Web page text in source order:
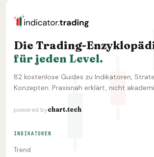
Die Trading-
für jeden Level.
82 kostenlose Guides zu Indikatoren,
Konzepten. Praxisnah erklärt, nicht
powered bychart.tech
INDIKATOREN
Trend